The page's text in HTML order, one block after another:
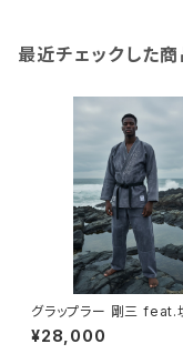
最近チェックした商
グラップラー 剛三 feat.
場、仁武堂【 合気道ジャケ
/ スプレー染め / 綿 / アッ
¥28,000